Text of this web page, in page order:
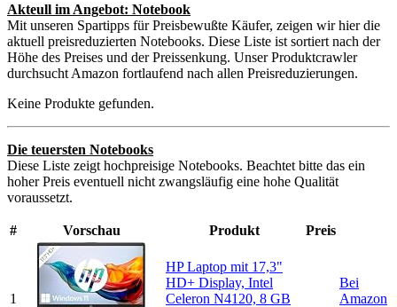
Akteull im Angebot: Notebook
Mit unseren Spartipps für Preisbewußte Käufer, zeigen wir hier die
aktuell preisreduzierten Notebooks. Diese Liste ist sortiert nach der
Höhe des Preises und der Preissenkung. Unser Produktcrawler
durchsucht Amazon fortlaufend nach allen Preisreduzierungen.
Keine Produkte gefunden.
Die teuersten Notebooks
Diese Liste zeigt hochpreisige Notebooks. Beachtet bitte das ein
hoher Preis eventuell nicht zwangsläufig eine hohe Qualität
voraussetzt.
# Vorschau Produkt Preis
1
HP Laptop mit 17,3"
HD+ Display, Intel
Celeron N4120, 8 GB
Bei
Amazon